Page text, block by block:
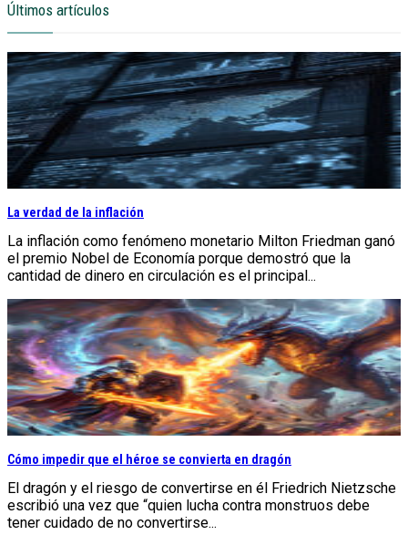
Últimos artículos
La verdad de la inflación
La inflación como fenómeno monetario Milton Friedman ganó
el premio Nobel de Economía porque demostró que la
cantidad de dinero en circulación es el principal...
Cómo impedir que el héroe se convierta en dragón
El dragón y el riesgo de convertirse en él Friedrich Nietzsche
escribió una vez que “quien lucha contra monstruos debe
tener cuidado de no convertirse...